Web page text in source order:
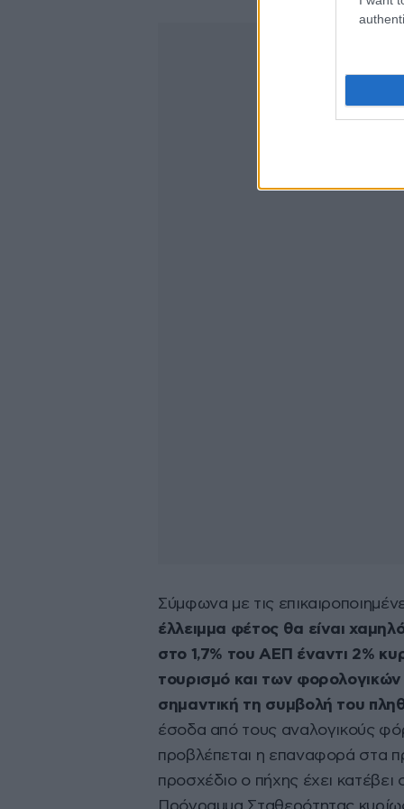
Σύμφωνα με τις
έλλειμμα φέτος θα είναι
στο 1,7% του ΑΕΠ έναντι 2%
τουρισμό και των
σημαντική τη συμβολή του
έσοδα από τους αναλογικούς
προβλέπεται η επαναφορά στα
προσχέδιο ο πήχης έχει